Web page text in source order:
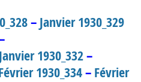
– Janvier 1930_329
Janvier 1930_332–
1930_334– Février